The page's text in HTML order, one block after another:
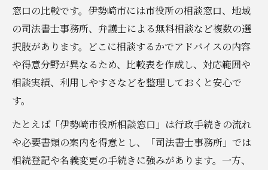
窓口の比較です。伊勢崎市には市役所の相談窓口、地域
の司法書士事務所、弁護士による無料相談など複数の選
択肢があります。どこに相談するかでアドバイスの内容
や得意分野が異なるため、比較表を作成し、対応範囲や
相談実績、利用しやすさなどを整理しておくと安心で
す。
たとえば「伊勢崎市役所相談窓口」は行政手続きの流れ
や必要書類の案内を得意とし、「司法書士事務所」では
相続登記や名義変更の手続きに強みがあります。一方、